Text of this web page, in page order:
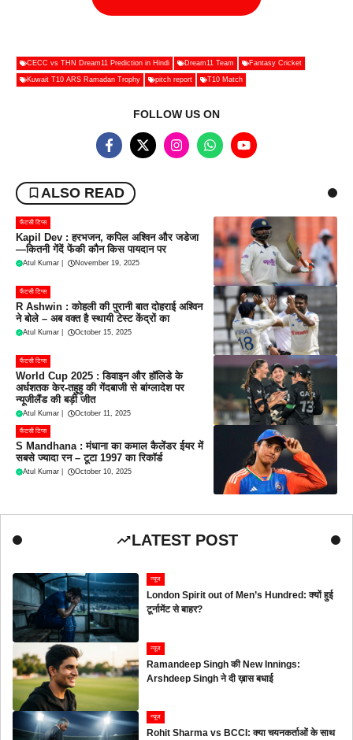
CECC vs THN Dream11 Prediction in Hindi Dream11 Team Fantasy Cricket
Kuwait T10 ARS Ramadan Trophy pitch report T10 Match
FOLLOW US ON
ALSO READ
फैंटसी टिप्स
Kapil Dev : हरभजन, कपिल अश्विन और जडेजा
—कितनी गेंदें फेंकी कौन किस पायदान पर
Atul Kumar November 19, 2025
फैंटसी टिप्स
R Ashwin : कोहली की पुरानी बात दोहराई अश्विन
ने बोले – अब वक्त है स्थायी टेस्ट केंद्रों का
Atul Kumar October 15, 2025
फैंटसी टिप्स
World Cup 2025 : डिवाइन और हॉलिडे के
अर्धशतक केर-तहुहु की गेंदबाजी से बांग्लादेश पर
न्यूजीलैंड की बड़ी जीत
Atul Kumar October 11, 2025
फैंटसी टिप्स
S Mandhana : मंधाना का कमाल कैलेंडर ईयर में
सबसे ज्यादा रन – टूटा 1997 का रिकॉर्ड
Atul Kumar October 10, 2025
LATEST POST
न्यूज
London Spirit out of Men’s Hundred: क्यों हुई
टूर्नामेंट से बाहर?
न्यूज
Ramandeep Singh की New Innings:
Arshdeep Singh ने दी ख़ास बधाई
न्यूज
Rohit Sharma vs BCCI: क्या चयनकर्ताओं के साथ